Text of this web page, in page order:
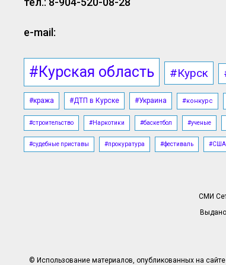
e-mail:
#Курская область #Курск
#кража #ДТП в Курске #Украина #конкурс
#строительство #Наркотики #баскетбол #ученые
#судебные приставы #прокуратура #фестиваль #США
СМИ
© Использование материалов, опубликованных на